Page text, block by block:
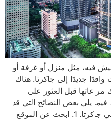
فيه، مثل منزل أو غرفة أو
جديدًا إلى جاكرتا. هناك
مراعاتها قبل العثور على
يلي بعض النصائح التي قد
تجدها مفيدة قبل استئجار شقة في جاكرتا. 1. ابحث عن الموقع